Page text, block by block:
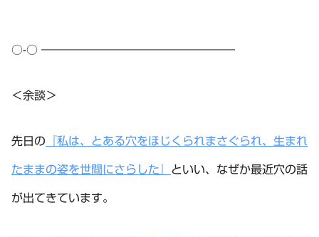
○-○ ―――――――――――――――――
＜余談＞
先日の 『私は、とある穴をほじくられまさぐられ、生まれ
たままの姿を世間にさらした』 といい、なぜか最近穴の話
が出てきています。